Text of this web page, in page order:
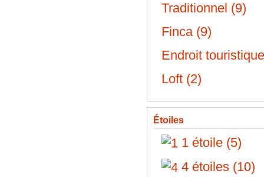
Traditionnel (9)
Finca (9)
Endroit
Loft (2)
Étoiles
1 étoile (5)
4 étoiles (10)